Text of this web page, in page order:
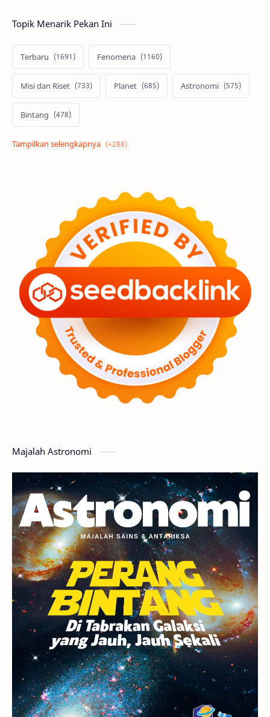
Topik Menarik Pekan Ini
Terbaru Fenomena
Misi dan Riset Planet Astronomi
Bintang
Alam semesta Galaksi
Tata Surya Hype
Asteroid Observasi
Premium Komet Bulan
Penelitian Serba-serbi Satelit
Luar Angkasa Video Aurora
Supernova Nebula Sponsored
Mars Planet Katai
GMT 2016
Planet Kerdil Bumi Pengetahuan
Berita Hujan Meteor Satelit Alami
Rasi Bintang Teleskop Saturnus
GBT 2018 UFO Advertorial
Astrofotografi
Stasiun Luar Angkasa Internasional
Gugus Bintang Menarik Dibaca
Venus Pluto Galaksi Kerdil
Majalah Astronomi